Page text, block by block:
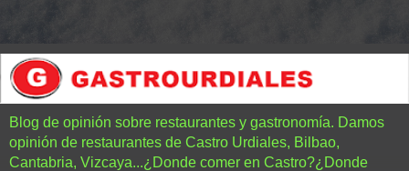
Blog de opinión sobre restaurantes y gastronomía. Damos
opinión de restaurantes de Castro Urdiales, Bilbao,
Cantabria, Vizcaya...¿Donde comer en Castro?¿Donde